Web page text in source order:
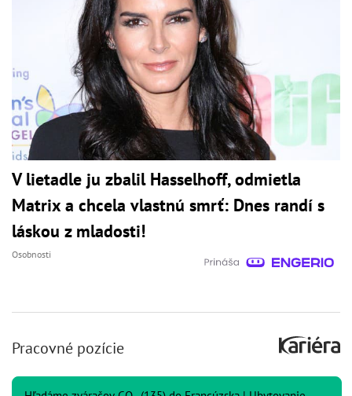
V lietadle ju zbalil Hasselhoff, odmietla
Matrix a chcela vlastnú smrť: Dnes randí s
láskou z mladosti!
Osobnosti
Pracovné pozície